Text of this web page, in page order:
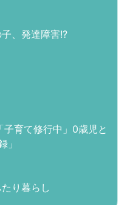
、発達障害!?
育て修行中」0歳児と
」
り暮らし